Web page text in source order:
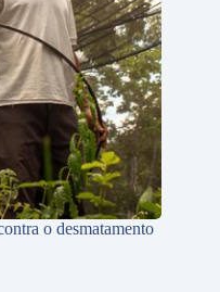
o desmatamento